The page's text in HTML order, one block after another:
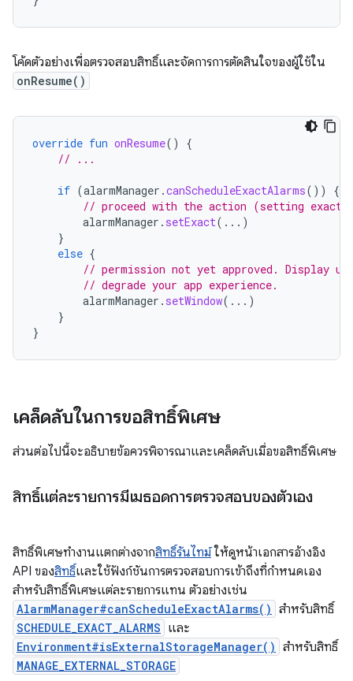
โค้ดตัวอย่างเพื่อตรวจสอบสิทธิ์และจัดการการตัดสินใจของผู้ใช้ใน
onResume()
override fun onResume()
{
// ...
if (alarmManager .canScheduleExactAlarms())
{
// proceed with the action (setting exact
alarmManager . setExact(...)
}
else {
// permission not yet approved. Display
// degrade your app experience.
alarmManager . setWindow(...)
}
}
เคล็ดลับในการขอสิทธิ์พิเศษ
ส่วนต่อไปนี้จะอธิบายข้อควรพิจารณาและเคล็ดลับเมื่อขอสิทธิ์พิเศษ
สิทธิ์แต่ละรายการมีเมธอดการตรวจสอบของตัวเอง
สิทธิ์พิเศษทำงานแตกต่างจากสิทธิ์รันไทม์ให้ดูหน้าเอกสารอ้างอิง
API ของสิทธิ์และใช้ฟังก์ชันการตรวจสอบการเข้าถึงที่กำหนดเอง
สำหรับสิทธิ์พิเศษแต่ละรายการแทน ตัวอย่างเช่น
AlarmManager#canScheduleExactAlarms() สำหรับสิทธิ์
SCHEDULE_EXACT_ALARMS และ
Environment#isExternalStorageManager() สำหรับสิทธิ์
MANAGE_EXTERNAL_STORAGE